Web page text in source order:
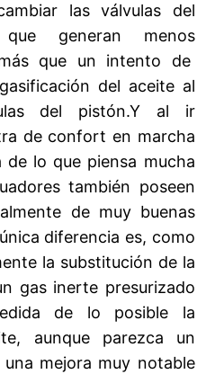
las válvulas del
generan menos
que un intento de
del aceite al
del pistón.Y al ir
de confort en marcha
lo que piensa mucha
también poseen
de muy buenas
diferencia es, como
la substitución de la
gas inerte presurizado
de lo posible la
aunque parezca un
mejora muy notable